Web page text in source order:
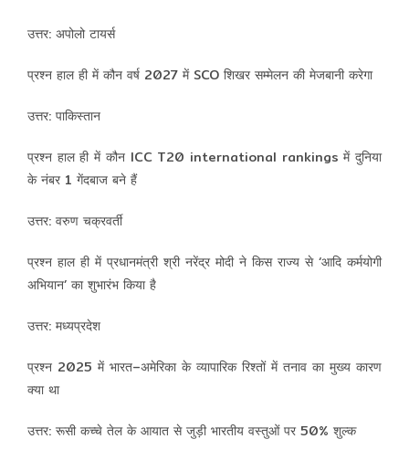
उत्तर: अपोलो टायर्स
प्रश्न हाल ही में कौन वर्ष 2027 में SCO शिखर सम्मेलन की मेजबानी करेगा
उत्तर: पाकिस्तान
प्रश्न हाल ही में कौन ICC T20 international rankings में दुनिया
के नंबर 1 गेंदबाज बने हैं
उत्तर: वरुण चक्रवर्ती
प्रश्न हाल ही में प्रधानमंत्री श्री नरेंद्र मोदी ने किस राज्य से ‘आदि कर्मयोगी
अभियान’ का शुभारंभ किया है
उत्तर: मध्यप्रदेश
प्रश्न 2025 में भारत–अमेरिका के व्यापारिक रिश्तों में तनाव का मुख्य कारण
क्या था
उत्तर: रूसी कच्चे तेल के आयात से जुड़ी भारतीय वस्तुओं पर 50% शुल्क